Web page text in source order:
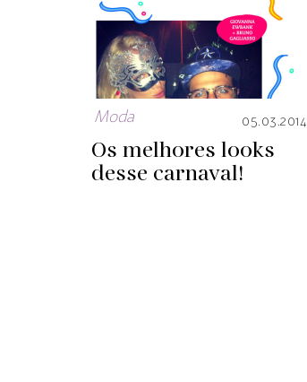
Moda 05.03.2014
Os melhores looks
desse carnaval!